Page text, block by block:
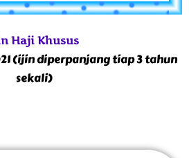
Haji Khusus
(ijin diperpanjang tiap 3 tahun
sekali)